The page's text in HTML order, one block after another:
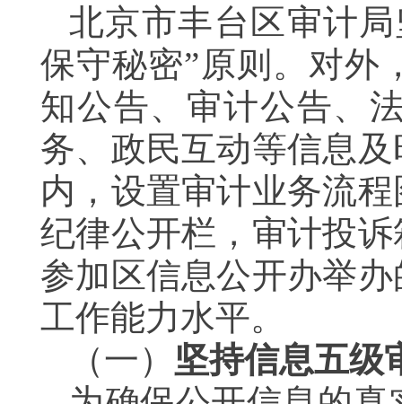
北京市丰台区审计
保守秘密”原则。对外
知公告、审计公告、
务、政民互动等信息
内，设置审计业务流
纪律公开栏，审计投
参加区信息公开办举
工作能力水平。
（一） 坚持信息五级